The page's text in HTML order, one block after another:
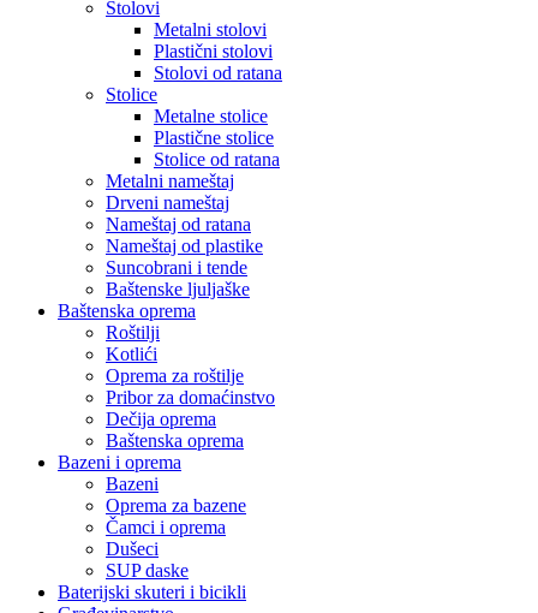
Stolovi
Metalni stolovi
Plastični stolovi
Stolovi od ratana
Stolice
Metalne stolice
Plastične stolice
Stolice od ratana
Metalni nameštaj
Drveni nameštaj
Nameštaj od ratana
Nameštaj od plastike
Suncobrani i tende
Baštenske ljuljaške
Baštenska oprema
Roštilji
Kotlići
Oprema za roštilje
Pribor za domaćinstvo
Dečija oprema
Baštenska oprema
Bazeni i oprema
Bazeni
Oprema za bazene
Čamci i oprema
Dušeci
SUP daske
Baterijski skuteri i bicikli